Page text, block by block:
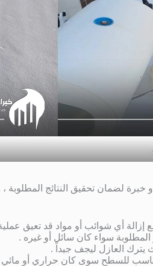
لضمان تحقيق النتائج المطلوبة
أي شوائب أو مواد قد تعيق
المطلوبة سواء كان سائل أو غيره .
يترك العازل ليجف جيداً .
للسطح سوى كان حراري أو مائي